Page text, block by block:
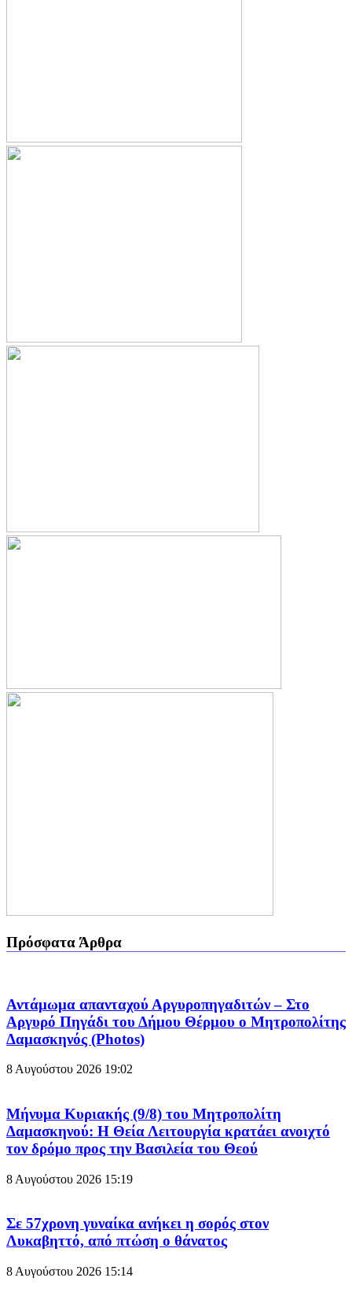
Πρόσφατα Άρθρα
Αντάμωμα απανταχού Αργυροπηγαδιτών – Στο
Αργυρό Πηγάδι του Δήμου Θέρμου ο Μητροπολίτης
Δαμασκηνός (Photos)
8 Αυγούστου 2026 19:02
Μήνυμα Κυριακής (9/8) του Μητροπολίτη
Δαμασκηνού: Η Θεία Λειτουργία κρατάει ανοιχτό
τον δρόμο προς την Βασιλεία του Θεού
8 Αυγούστου 2026 15:19
Σε 57χρονη γυναίκα ανήκει η σορός στον
Λυκαβηττό, από πτώση ο θάνατος
8 Αυγούστου 2026 15:14